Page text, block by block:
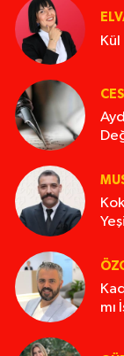
Kül
mı